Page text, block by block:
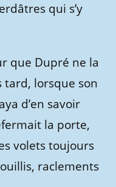
qui s’y
que Dupré ne la
tard, lorsque son
d’en savoir
la porte,
volets toujours
raclements